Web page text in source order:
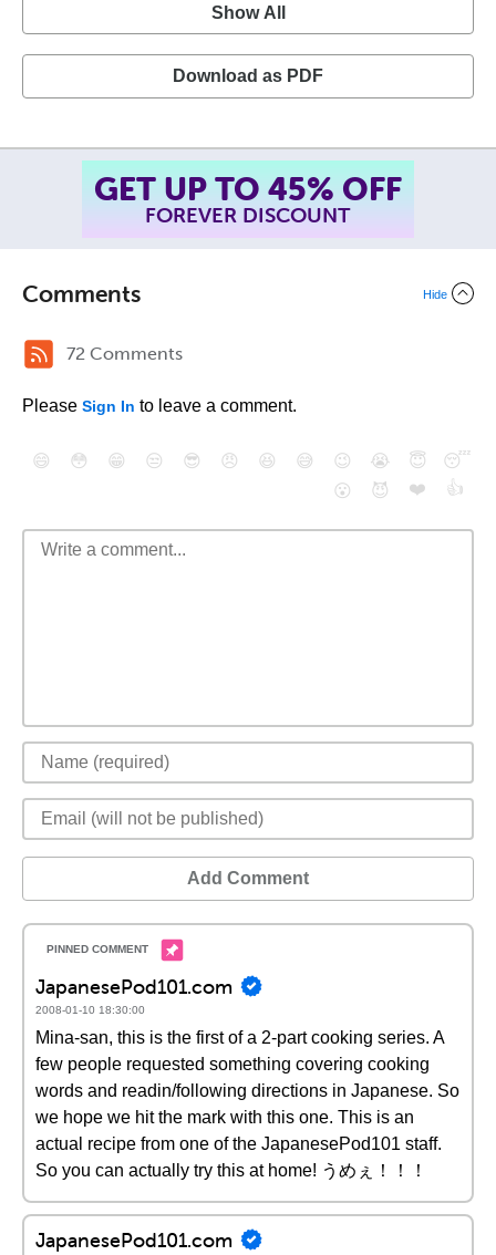
Show All
Download as PDF
SUMMER SALE!
ENDS AUGUST 14TH, 2026
Comments Hide
72 Comments
Please Sign In to leave a comment.
😄 😳 😁 😒 😎 😠 😆 😅 😉 😭 😇
😴
😮
😈 ❤️ 👍
Add Comment
JapanesePod101.com
2008-01-10 18:30:00
Mina-san, this is the first of a 2-part cooking series. A
few people requested something covering cooking
words and readin/following directions in Japanese. So
we hope we hit the mark with this one. This is an
actual recipe from one of the JapanesePod101 staff.
So you can actually try this at home! うめぇ！！！
JapanesePod101.com